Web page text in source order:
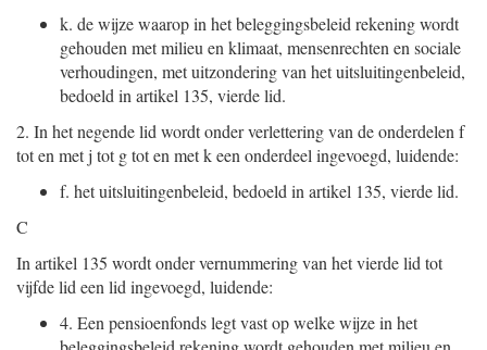
k. de wijze waarop in het beleggingsbeleid rekening wordt
gehouden met milieu en klimaat, mensenrechten en sociale
verhoudingen, met uitzondering van het uitsluitingenbeleid,
bedoeld in artikel 135, vierde lid.
2. In het negende lid wordt onder verlettering van de onderdelen f
tot en met j tot g tot en met k een onderdeel ingevoegd, luidende:
f. het uitsluitingenbeleid, bedoeld in artikel 135, vierde lid.
C
In artikel 135 wordt onder vernummering van het vierde lid tot
vijfde lid een lid ingevoegd, luidende:
4. Een pensioenfonds legt vast op welke wijze in het